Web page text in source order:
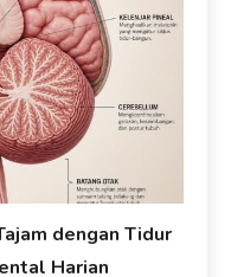
dengan Tidur
Harian